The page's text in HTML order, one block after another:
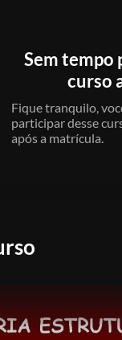
Sem tempo
curso
Fique tranquilo,
participar desse
após a matrícula.